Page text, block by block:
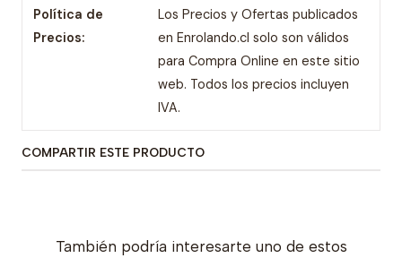
Política de
Precios:
Los Precios y Ofertas publicados
en Enrolando.cl solo son válidos
para Compra Online en este sitio
web. Todos los precios incluyen
IVA.
COMPARTIR ESTE PRODUCTO
También podría interesarte uno de estos